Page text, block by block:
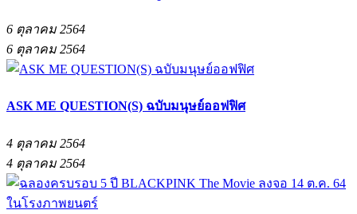
6 ตุลาคม 2564
6 ตุลาคม 2564
ASK ME QUESTION(S) ฉบับมนุษย์ออฟฟิศ
4 ตุลาคม 2564
4 ตุลาคม 2564